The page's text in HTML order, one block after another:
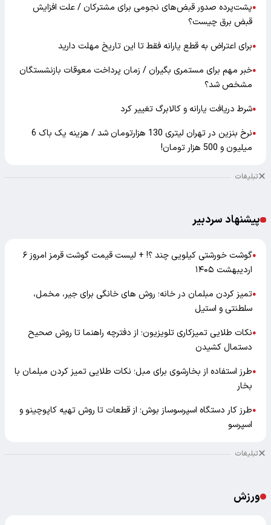
●پشت‌پرده صدور قبض‌های نجومی برای مشترکان / علت افزایش
قبض برق چیست؟
●برای اعتراض به قطع یارانه فقط تا این تاریخ مهلت دارید
●خبر مهم برای مستمری بگیران / زمان پرداخت معوقات بازنشستگان
مشخص شد؟
●شرط دریافت یارانه و کالابرگ تغییر کرد
●
نرخ بنزین در تهران لیتری 130 هزارتومان شد / هزینه یک باک 6
میلیون و 500 هزار تومان!
تبلیغات
پیشنهاد سردبیر
●
گوشت خورشتی کیلویی چند ؟! + لیست قیمت گوشت قرمز امروز ۶
اردیبهشت ۱۴۰۵
●تمیز کردن مبلمان در خانه؛ روش های خانگی برای جیر، مخمل،
سلطنتی و استیل
●نکات طلایی تمیزکاری تلویزیون؛ از دفترچه راهنما تا روش صحیح
دستمال کشیدن
●طرز استفاده از بخارشوی برای مبل؛ نکات طلایی تمیز کردن مبلمان با
بخار
●طرز کار دستگاه اسپرسوساز بوش؛ از قطعات تا روش تهیه کاپوچینو و
اسپرسو
تبلیغات
ورزش